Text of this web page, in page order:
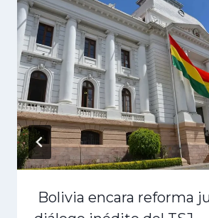
Bolivia encara reforma